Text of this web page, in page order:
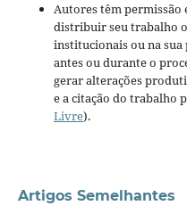
Autores têm permissão
distribuir seu trabalho
institucionais ou na sua
antes ou durante o
gerar alterações
e a citação do trabalho
Livre).
Artigos Semelhantes